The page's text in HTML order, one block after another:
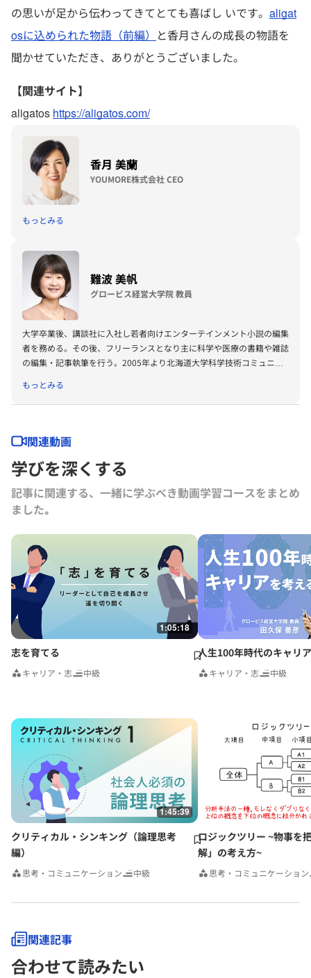
の思いが足から伝わってきてとても喜ばし いです。 aligat
osに込められた物語（前編）
と香月さんの成長の物語を
聞かせていただき、ありがとうございました。
【関連サイト】
aligatos https://aligatos.com/
香月 美蘭
YOUMORE株式会社 CEO
もっとみる
難波 美帆
グロービス経営大学院 教員
大学卒業後、講談社に入社し若者向けエンターテインメント小説の編集
者を務める。その後、フリーランスとなり主に科学や医療の書籍や雑誌
の編集・記事執筆を行う。2005年より北海道大学科学技術コミュニケ
授、北海道大学URAステーション特任准教授、同高等教育推進機構大学
院教育部特任准教授を経て、2016年よりグロービス経営大学院。この
ス・メディア・センターなど、大学やNPO、研究機関など非営利セク
ターの新規事業の立ち上げをやり続けている。科学技術コミュニケーシ
ョン、対話によるイノベーション創発のデザインを研究・実践してい
る。
もっとみる
関連動画
学びを深くする
記事に関連する、一緒に学ぶべき動画学習コースをまとめ
ました｡
1:05:18
志を育てる
キャリア・志 中級
人生100年時代のキャリ
キャリア・志 中級
1:45:39
クリティカル・シンキング（論理思考
編）
思考・コミュニケーション 中級
ロジックツリー ~物事を
解」の考え方~
思考・コミュニケーション
関連記事
合わせて読みたい